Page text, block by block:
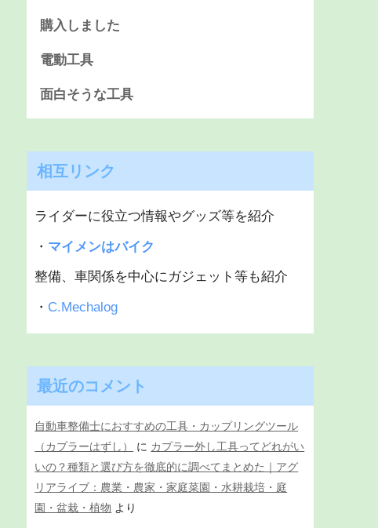
購入しました
電動工具
面白そうな工具
相互リンク
ライダーに役立つ情報やグッズ等を紹介
・ マイメンはバイク
整備、車関係を中心にガジェット等も紹介
・ C.Mechalog
最近のコメント
自動車整備士におすすめの工具・カップリングツール
（カプラーはずし）
に カプラー外し工具ってどれがい
いの？種類と選び方を徹底的に調べてまとめた｜アグ
リアライブ：農業・農家・家庭菜園・水耕栽培・庭
園・盆栽・植物 より